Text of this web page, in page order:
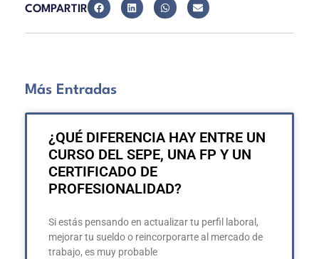
COMPARTIR
Más Entradas
¿QUÉ DIFERENCIA HAY ENTRE UN
CURSO DEL SEPE, UNA FP Y UN
CERTIFICADO DE
PROFESIONALIDAD?
Si estás pensando en actualizar tu perfil laboral,
mejorar tu sueldo o reincorporarte al mercado de
trabajo, es muy probable